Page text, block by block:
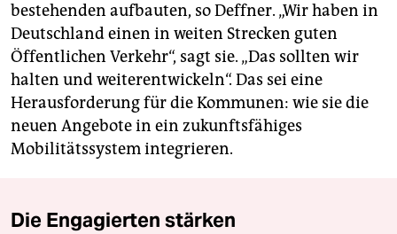
bestehenden aufbauten, so Deffner. „Wir haben in
Deutschland einen in weiten Strecken guten
Öffentlichen Verkehr“, sagt sie. „Das sollten wir
halten und weiterentwickeln“. Das sei eine
Herausforderung für die Kommunen: wie sie die
neuen Angebote in ein zukunftsfähiges
Mobilitätssystem integrieren.
Die Engagierten stärken